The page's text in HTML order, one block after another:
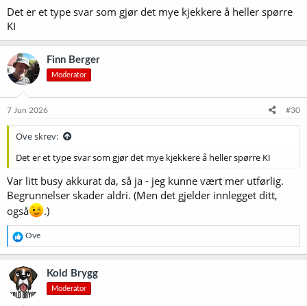
Det er et type svar som gjør det mye kjekkere å heller spørre
KI
Finn Berger
Moderator
7 Jun 2026 #30
Ove skrev:
Det er et type svar som gjør det mye kjekkere å heller spørre KI
Var litt busy akkurat da, så ja - jeg kunne vært mer utførlig.
Begrunnelser skader aldri. (Men det gjelder innlegget ditt,
også
.)
R
e
a
k
s
j
o
Ove
Kold Brygg
Moderator